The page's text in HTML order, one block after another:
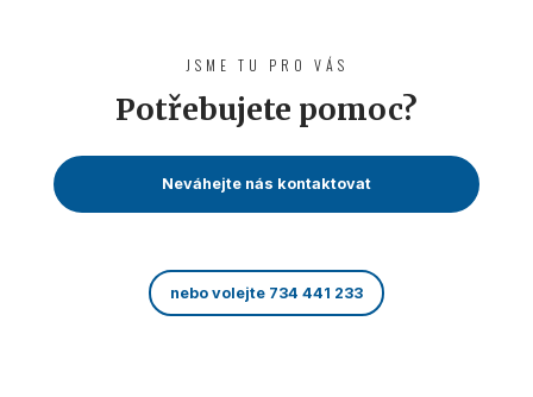
JSME TU PRO VÁS
Potřebujete pomoc?
Neváhejte nás kontaktovat
nebo volejte 734 441 233